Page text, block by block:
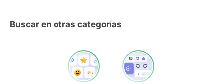
Buscar en otras categorías